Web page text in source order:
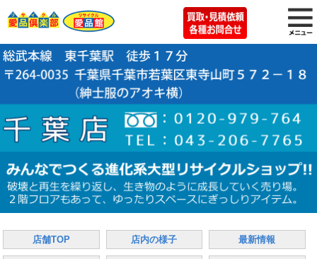
店舗TOP 店内の様子 最新情報